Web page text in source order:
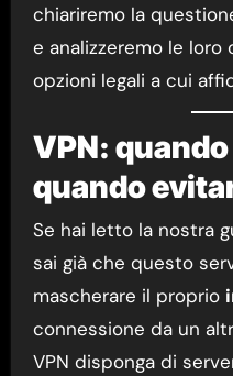
chiariremo la
e analizzeremo le
opzioni legali a cui
VPN:
quando
Se hai letto la nostra
sai già che questo
mascherare il proprio
connessione da un
VPN disponga di